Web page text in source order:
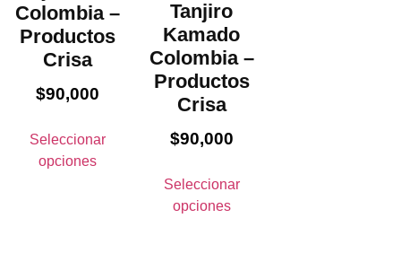
Colombia –
Productos
Crisa
$90,000
Seleccionar
opciones
Tanjiro
Kamado
Colombia –
Productos
Crisa
$90,000
Seleccionar
opciones